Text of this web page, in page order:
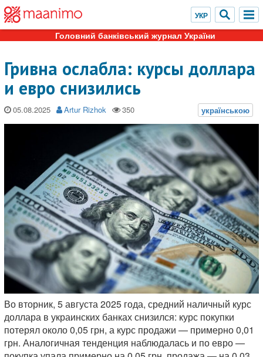
Головний банківський журнал України
Гривна ослабла: курсы доллара
и евро снизились
05.08.2025 Artur Rizhok
Во вторник, 5 августа 2025 года, средний наличный курс
доллара в украинских банках снизился: курс покупки
потерял около 0,05 грн, а курс продажи — примерно 0,01
грн. Аналогичная тенденция наблюдалась и по евро —